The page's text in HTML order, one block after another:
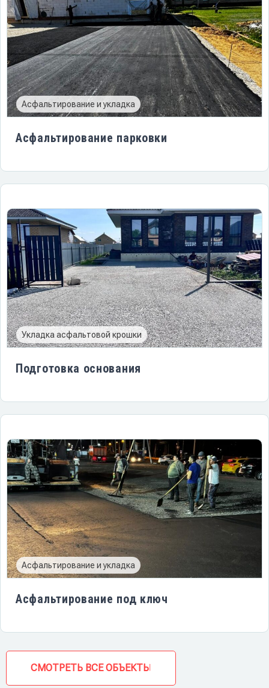
Асфальтирование и укладка
Асфальтирование парковки
Укладка асфальтовой крошки
Подготовка основания
Асфальтирование и укладка
Асфальтирование под ключ
СМОТРЕТЬ ВСЕ ОБЪЕКТЫ